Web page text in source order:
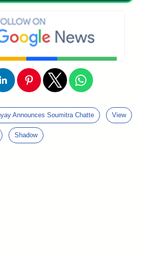
Announces Soumitra Chatte View
Shadow